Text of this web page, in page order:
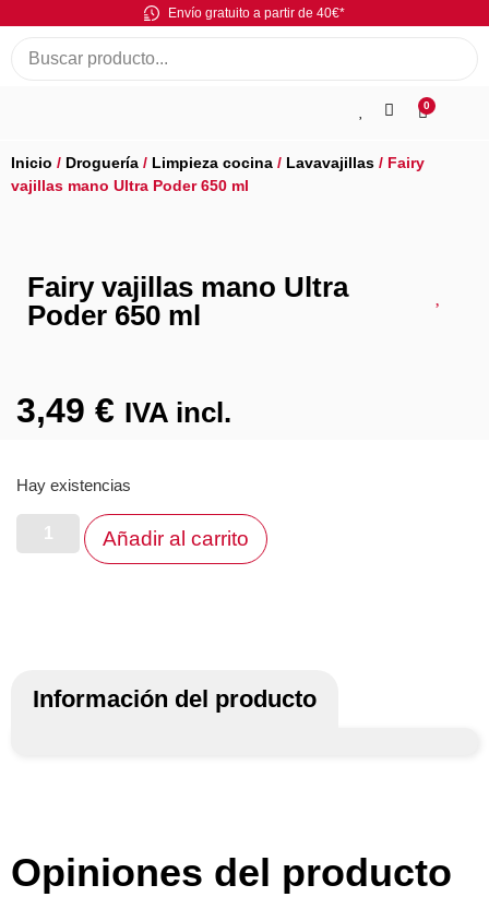
Envío gratuito a partir de 40€*
0
Inicio / Droguería / Limpieza cocina / Lavavajillas / Fairy
vajillas mano Ultra Poder 650 ml
Fairy vajillas mano Ultra
Poder 650 ml
3,49 € IVA incl.
Hay existencias
Añadir al carrito
Información del producto
Opiniones del producto